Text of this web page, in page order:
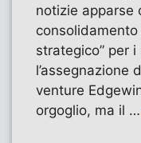
notizie apparse
consolidamento
strategico” per
l’assegnazione
venture
orgoglio, ma il …